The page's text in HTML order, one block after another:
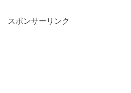
スポンサーリンク